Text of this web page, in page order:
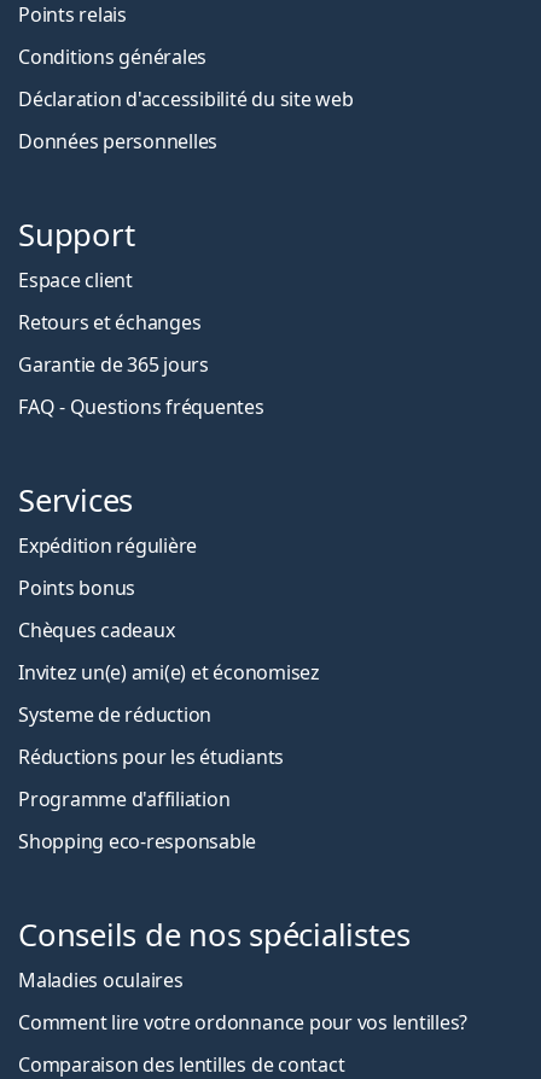
Points relais
Conditions générales
Déclaration d'accessibilité du site web
Données personnelles
Support
Espace client
Retours et échanges
Garantie de 365 jours
FAQ - Questions fréquentes
Services
Expédition régulière
Points bonus
Chèques cadeaux
Invitez un(e) ami(e) et économisez
Systeme de réduction
Réductions pour les étudiants
Programme d'affiliation
Shopping eco-responsable
Conseils de nos spécialistes
Maladies oculaires
Comment lire votre ordonnance pour vos lentilles?
Comparaison des lentilles de contact